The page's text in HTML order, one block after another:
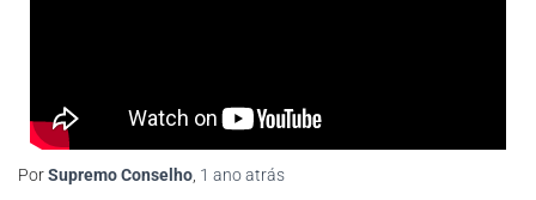
PorSupremo Conselho 1 anoatrás